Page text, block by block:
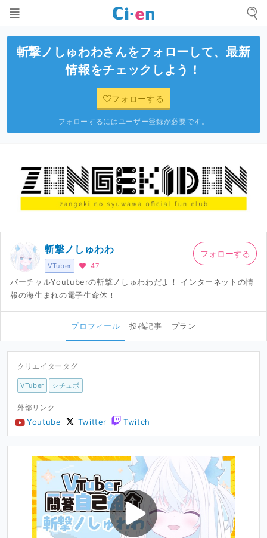
斬撃ノしゅわわさんをフォローして、最新
情報をチェックしよう！
フォローする
フォローするにはユーザー登録が必要です。
VTuber
斬撃ノしゅわわ
47
バーチャルYoutuberの斬撃ノしゅわわだよ！ インターネットの情
報の海生まれの電子生命体！
フォローする
プロフィール 投稿記事 プラン
クリエイタータグ
VTuber シチュボ
外部リンク
Youtube Twitter Twitch